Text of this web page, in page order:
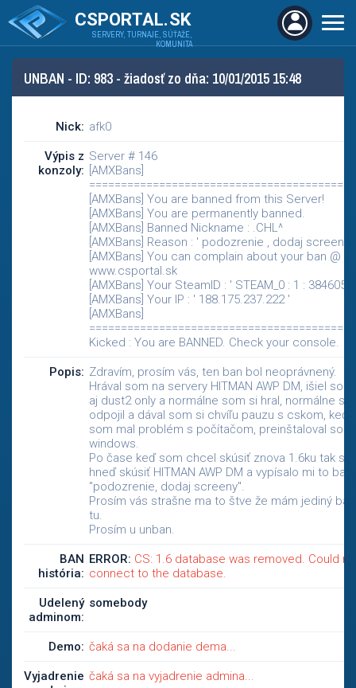
CSPORTAL.SK
SERVERY, TURNAJE, SÚŤAŽE,
KOMUNITA
UNBAN - ID: 983 - žiadosť zo dňa: 10/01/2015 15:48
Nick: afk0
Výpis z
konzoly:
Server # 146
[AMXBans]
[AMXBans] You are banned from this Server!
[AMXBans] You are permanently banned.
[AMXBans] Banned Nickname : .CHL^
[AMXBans] Reason : ' podozrenie , dodaj screeny '
[AMXBans] You can complain about your ban @
www.csportal.sk
[AMXBans] Your SteamID : ' STEAM_0 : 1 :
[AMXBans] Your IP : ' 188.175.237.222 '
[AMXBans]
Kicked : You are BANNED. Check your console.
Popis: Zdravím, prosím vás, ten ban bol neoprávnený.
Hrával som na servery HITMAN AWP DM, išiel
aj dust2 only a normálne som si hral, normálne
odpojil a dával som si chvíľu pauzu s cskom,
som mal problém s počítačom, preinštaloval som
windows.
Po čase keď som chcel skúsiť znova 1.6ku tak
hneď skúsiť HITMAN AWP DM a vypísalo mi to ban
"podozrenie, dodaj screeny".
Prosím vás strašne ma to štve že mám jediný
tu.
Prosím u unban.
BAN
história:
ERROR: CS: 1.6 database was removed. Could
connect to the database.
Udelený
adminom:
somebody
Demo: čaká sa na dodanie dema...
Vyjadrenie čaká sa na vyjadrenie admina...